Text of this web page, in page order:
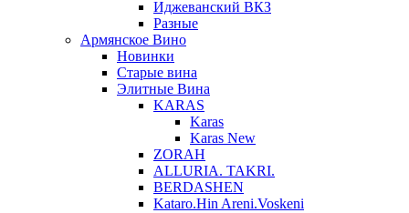
Иджеванский ВКЗ
Разные
Армянское Вино
Новинки
Старые вина
Элитные Вина
KARAS
Karas
Karas New
ZORAH
ALLURIA. TAKRI.
BERDASHEN
Kataro.Hin Areni.Voskeni